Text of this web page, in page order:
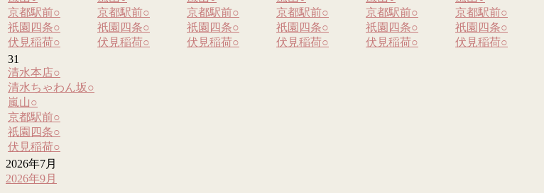
京都駅前○
祇園四条○
伏見稲荷○
京都駅前○
祇園四条○
伏見稲荷○
京都駅前○
祇園四条○
伏見稲荷○
京都駅前○
祇園四条○
伏見稲荷○
京都駅前○
祇園四条○
伏見稲荷○
京都駅前○
祇園四条○
伏見稲荷○
31
清水本店○
清水ちゃわん坂○
嵐山○
京都駅前○
祇園四条○
伏見稲荷○
2026年7月
2026年9月